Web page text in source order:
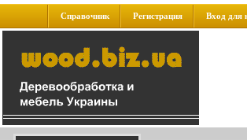
Справочник Регистрация Вход для